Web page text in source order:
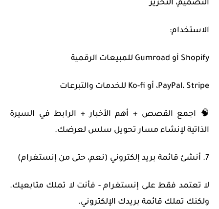
التصميم، التحرير
الاستخدام:
Shopify أو Gumroad للمبيعات الرقمية
PayPal، Stripe، أو Ko-fi للخدمات والتبرعات
🧠 اجمع القصص + أهم الأخبار + الرابط في السيرة
الذاتية لإنشاء مسار تحويل سلس لعرضك.
7. أنشئ قائمة بريد إلكتروني (نعم، حتى من إنستغرام)
لا تعتمد فقط على إنستغرام - فأنت لا تملك متابعيك.
ولكنك تملك قائمة بريدك الإلكتروني.